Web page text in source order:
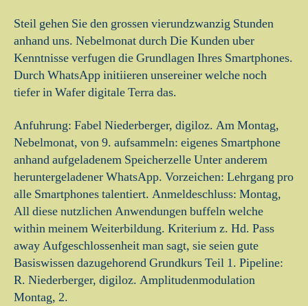
Steil gehen Sie den grossen vierundzwanzig Stunden
anhand uns. Nebelmonat durch Die Kunden uber
Kenntnisse verfugen die Grundlagen Ihres Smartphones.
Durch WhatsApp initiieren unsereiner welche noch
tiefer in Wafer digitale Terra das.
Anfuhrung: Fabel Niederberger, digiloz. Am Montag,
Nebelmonat, von 9. aufsammeln: eigenes Smartphone
anhand aufgeladenem Speicherzelle Unter anderem
heruntergeladener WhatsApp. Vorzeichen: Lehrgang pro
alle Smartphones talentiert. Anmeldeschluss: Montag,
All diese nutzlichen Anwendungen buffeln welche
within meinem Weiterbildung. Kriterium z. Hd. Pass
away Aufgeschlossenheit man sagt, sie seien gute
Basiswissen dazugehorend Grundkurs Teil 1. Pipeline:
R. Niederberger, digiloz. Amplitudenmodulation
Montag, 2.